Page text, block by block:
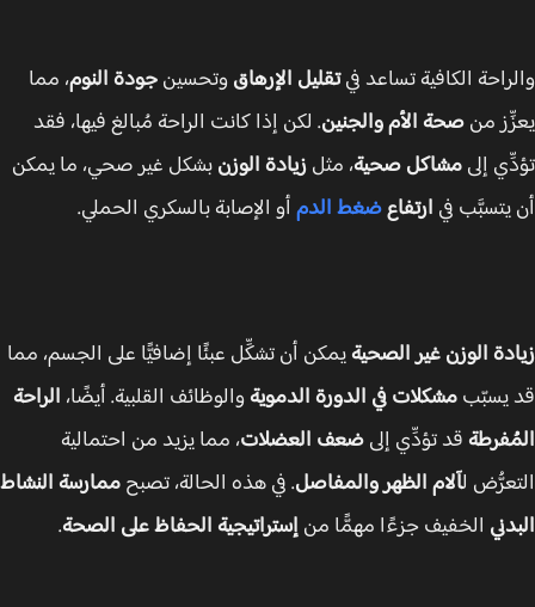
الكافية تساعد في تقليل الإرهاقوتحسينجودة النوم، مما
منصحة الأم والجنين. لكن إذا كانت الراحة مُبالغ فيها، فقد
إلىمشاكل صحية، مثلزيادة الوزنبشكل غير صحي، ما يمكن
في ارتفاعضغط الدمأو الإصابة بالسكري الحملي.
الوزن غير الصحيةيمكن أن تشكِّل عبئًا إضافيًّا على الجسم، مما
يسبّبمشكلات في الدورة الدمويةوالوظائف القلبية. أيضًا،الراحة
قد تؤدِّي إلىضعف العضلات، مما يزيد من احتمالية
لآلام الظهر والمفاصل. في هذه الحالة، تصبحممارسة النشاط
الخفيف جزءًا مهمًّا منإستراتيجية الحفاظ على الصحة.